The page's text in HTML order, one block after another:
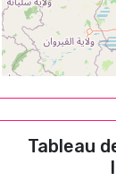
Tableau